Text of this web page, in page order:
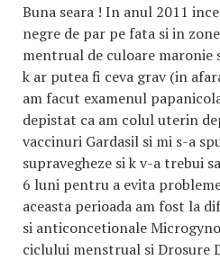
Buna seara ! In anul 2011
negre de par pe fata si in
mentrual de culoare
k ar putea fi ceva grav (in
am facut examenul
depistat ca am colul uterin
vaccinuri Gardasil si mi s-a
supravegheze si k v-a trebui
6 luni pentru a evita
aceasta perioada am fost la
si anticoncetionale
ciclului menstrual si Drosure